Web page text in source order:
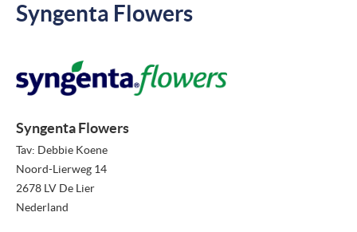
HOTELS
PERSBERICHTEN
MEDIA
VIDEO REPORTS
HIGHLIGHT VIDEO'S
Syngenta Flowers
Syngenta Flowers
Tav: Debbie Koene
Noord-Lierweg 14
2678 LV De Lier
Nederland